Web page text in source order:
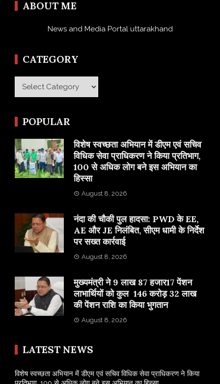
ABOUT ME
News and Media Portal uttarakhand
CATEGORY
Category
POPULAR
विशेष स्वच्छता अभियान में डीएम एवं सचिव
विधिक सेवा प्राधिकरण ने किया प्रतिभाग,
100 से अधिक लोग बने इस अभियान का
हिस्सा
August 8, 2026
नंदा की चौकी पुल हादसा: PWD के EE,
AE और JE निलंबित, सीएम धामी के निर्देश
पर सख्त कार्रवाई
August 8, 2026
मुख्यमंत्री ने 9 लाख 87 हजार17 पेंशन
लाभार्थियों को कुल 146 करोड़ 32 लाख
की पेंशन राशि का किया भुगतान
August 8, 2026
LATEST NEWS
विशेष स्वच्छता अभियान में डीएम एवं सचिव विधिक सेवा प्राधिकरण ने किया